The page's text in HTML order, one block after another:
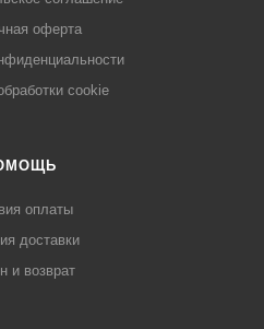
оферта
cookie
оплаты
доставки
и возврат